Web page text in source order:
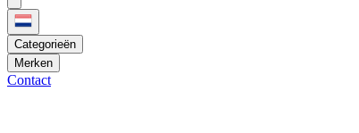
Categorieën
Merken
Contact